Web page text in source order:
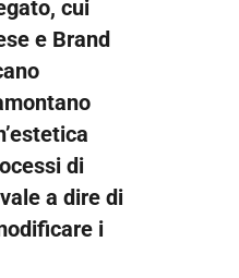
cui
e Brand
di
a dire di
i